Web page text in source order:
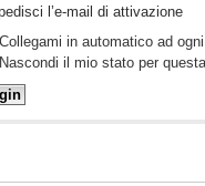
l’e-mail di attivazione
Collegami in automatico ad
Nascondi il mio stato per